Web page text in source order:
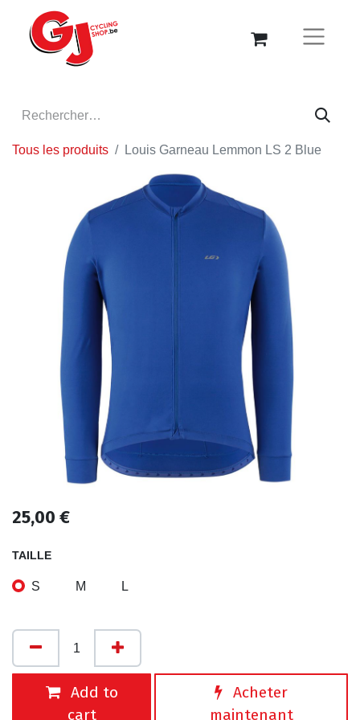
Tous les produits Louis Garneau Lemmon LS 2 Blue
25,00 €
TAILLE
S M L
Add to
cart
Acheter
maintenant